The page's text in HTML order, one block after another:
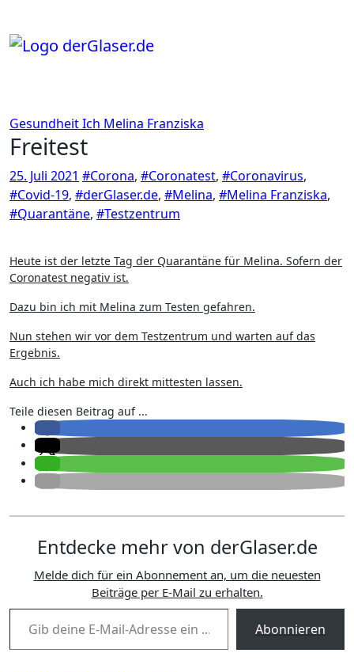
springen
GesundheitIch Melina Franziska
Freitest
25. Juli 2021 #Corona, #Coronatest, #Coronavirus,
#Covid-19, #derGlaser.de, #Melina, #Melina Franziska,
#Quarantäne, #Testzentrum
Heute ist der letzte Tag der Quarantäne für Melina. Sofern der
Coronatest negativ ist.
Dazu bin ich mit Melina zum Testen gefahren.
Nun stehen wir vor dem Testzentrum und warten auf das
Ergebnis.
Auch ich habe mich direkt mittesten lassen.
Teile diesen Beitrag auf ...
Entdecke mehr von derGlaser.de
Melde dich für ein Abonnement an, um die neuesten
Beiträge per E-Mail zu erhalten.
Gib deine E-Mail-Adresse ein ...
Abonnieren